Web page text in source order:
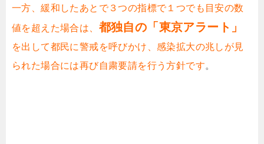
一方、緩和したあとで３つの指標で１つでも目安の数
値を超えた場合は、 都独自の「東京アラート」
を出して都民に警戒を呼びかけ、感染拡大の兆しが見
られた場合には再び自粛要請を行う方針です。